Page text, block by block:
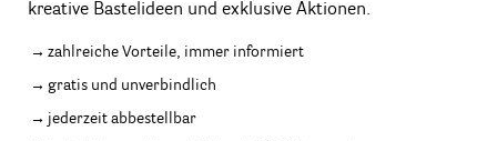
kreative Bastelideen und exklusive Aktionen.
zahlreiche Vorteile, immer informiert
gratis und unverbindlich
jederzeit abbestellbar